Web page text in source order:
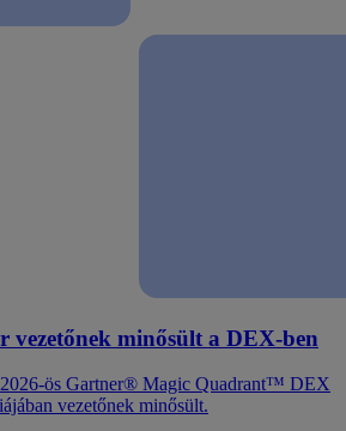
vezetőnek minősült a DEX-ben
ös Gartner® Magic Quadrant™ DEX
vezetőnek minősült.